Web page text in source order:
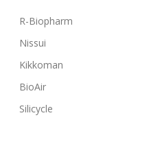
R-Biopharm
Nissui
Kikkoman
BioAir
Silicycle